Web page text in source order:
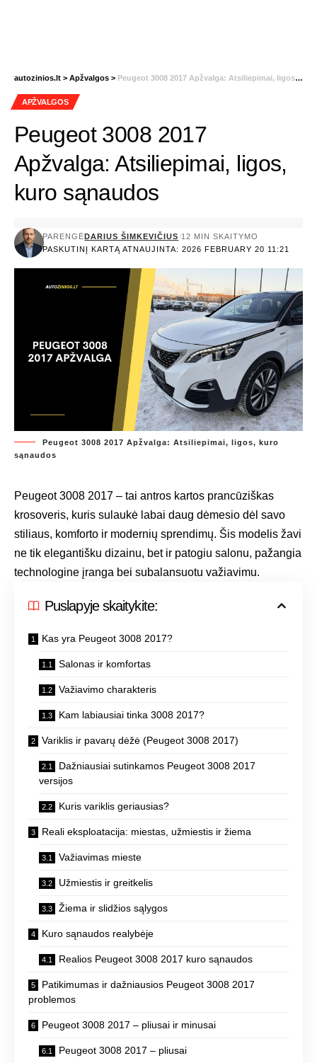
autozinios.lt > Apžvalgos > Peugeot 3008 2017 Apžvalga: Atsiliepimai, ligos, kuro sąnaudos
APŽVALGOS
Peugeot 3008 2017
Apžvalga: Atsiliepimai, ligos,
kuro sąnaudos
PASKUTINĮ KARTĄ ATNAUJINTA: 2026 FEBRUARY 20 11:21
PARENGĖ DARIUS ŠIMKEVIČIUS 12 MIN SKAITYMO
Peugeot 3008 2017 Apžvalga: Atsiliepimai, ligos, kuro
sąnaudos
Peugeot 3008 2017 – tai antros kartos prancūziškas
krosoveris, kuris sulaukė labai daug dėmesio dėl savo
stiliaus, komforto ir modernių sprendimų. Šis modelis žavi
ne tik elegantišku dizainu, bet ir patogiu salonu, pažangia
technologine įranga bei subalansuotu važiavimu.
Puslapyje skaitykite:
Kas yra Peugeot 3008 2017?
Salonas ir komfortas
Važiavimo charakteris
Kam labiausiai tinka 3008 2017?
Variklis ir pavarų dėžė (Peugeot 3008 2017)
Dažniausiai sutinkamos Peugeot 3008 2017
versijos
Kuris variklis geriausias?
Reali eksploatacija: miestas, užmiestis ir žiema
Važiavimas mieste
Užmiestis ir greitkelis
Žiema ir slidžios sąlygos
Kuro sąnaudos realybėje
Realios Peugeot 3008 2017 kuro sąnaudos
Patikimumas ir dažniausios Peugeot 3008 2017
problemos
Peugeot 3008 2017 – pliusai ir minusai
Peugeot 3008 2017 – pliusai